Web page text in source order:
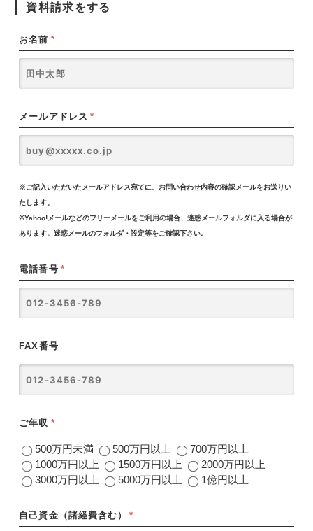
資料請求をする
お名前 *
メールアドレス *
※ご記入いただいたメールアドレス宛てに、お問い合わせ内容の確認メールをお送りい
たします。
※Yahoo!メールなどのフリーメールをご利用の場合、迷惑メールフォルダに入る場合が
あります。迷惑メールのフォルダ・設定等をご確認下さい。
電話番号 *
FAX番号
ご年収 *
500万円未満 500万円以上
700万円以上
1000万円以上
1500万円以上
2000万円以上
3000万円以上
5000万円以上 1億円以上
自己資金（諸経費含む） *